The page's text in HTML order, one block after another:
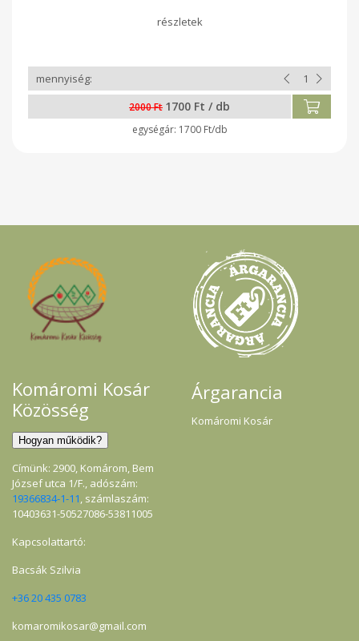
2000 Ft 1700 Ft / db
1700 Ft/db
Komáromi Kosár
Közösség
Címünk: 2900, Komárom, Bem
József utca 1/F., adószám:
19366834-1-11, számlaszám:
10403631-50527086-53811005
Kapcsolattartó:
Bacsák Szilvia
+36 20 435 0783
komaromikosar@gmail.com
Árgarancia
Komáromi Kosár